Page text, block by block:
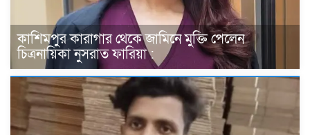
কাশিমপুর কারাগার থেকে জামিনে মুক্তি পেলেন
চিত্রনায়িকা নুসরাত ফারিয়া :